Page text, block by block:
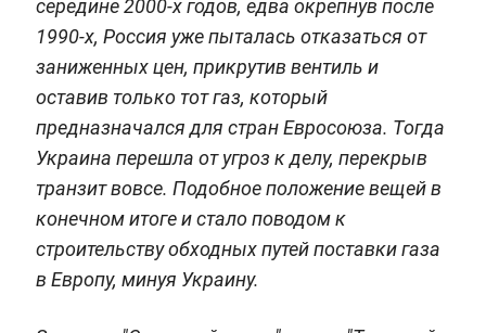
середине 2000-х годов, едва окрепнув после
1990-х, Россия уже пыталась отказаться от
заниженных цен, прикрутив вентиль и
оставив только тот газ, который
предназначался для стран Евросоюза. Тогда
Украина перешла от угроз к делу, перекрыв
транзит вовсе. Подобное положение вещей в
конечном итоге и стало поводом к
строительству обходных путей поставки газа
в Европу, минуя Украину.